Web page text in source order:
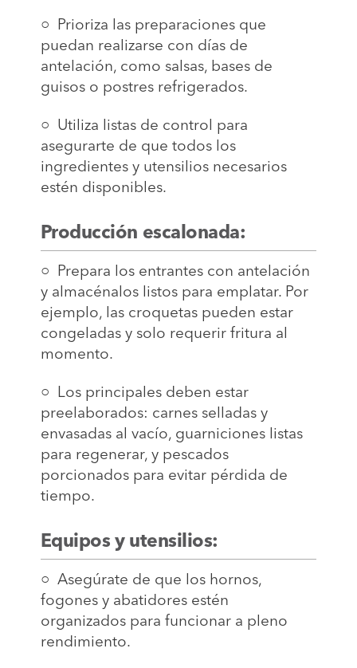
○ Prioriza las preparaciones que
puedan realizarse con días de
antelación, como salsas, bases de
guisos o postres refrigerados.
○ Utiliza listas de control para
asegurarte de que todos los
ingredientes y utensilios necesarios
estén disponibles.
Producción escalonada:
○ Prepara los entrantes con antelación
y almacénalos listos para emplatar. Por
ejemplo, las croquetas pueden estar
congeladas y solo requerir fritura al
momento.
○ Los principales deben estar
preelaborados: carnes selladas y
envasadas al vacío, guarniciones listas
para regenerar, y pescados
porcionados para evitar pérdida de
tiempo.
Equipos y utensilios:
○ Asegúrate de que los hornos,
fogones y abatidores estén
organizados para funcionar a pleno
rendimiento.